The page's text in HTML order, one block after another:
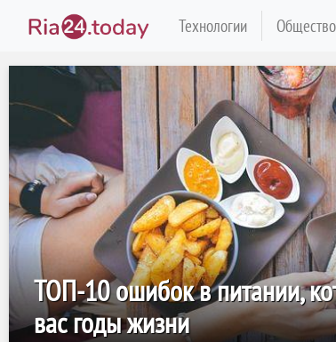
Технологии Общество
ТОП-10 ошибок в питании,
вас годы жизни